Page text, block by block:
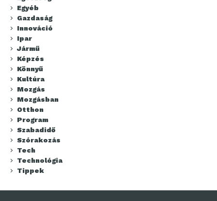
Egyéb
Gazdaság
Innováció
Ipar
Jármű
Képzés
Könnyű
Kultúra
Mozgás
Mozgásban
Otthon
Program
Szabadidő
Szórakozás
Tech
Technológia
Tippek